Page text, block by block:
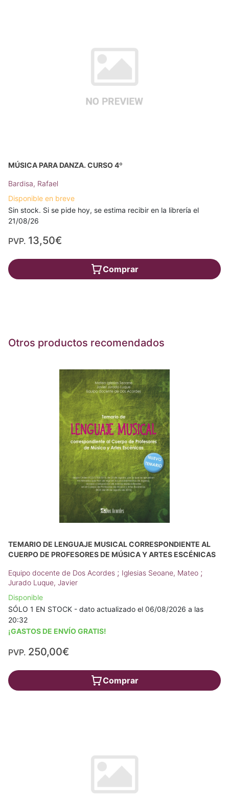
MÚSICA PARA DANZA. CURSO 4º
Bardisa, Rafael
Disponible en breve
Sin stock. Si se pide hoy, se estima recibir en la librería el
21/08/26
PVP. 13,50€
Comprar
Otros productos recomendados
TEMARIO DE LENGUAJE MUSICAL CORRESPONDIENTE AL
CUERPO DE PROFESORES DE MÚSICA Y ARTES ESCÉNICAS
Equipo docente de Dos Acordes ; Iglesias Seoane, Mateo ;
Jurado Luque, Javier
Disponible
SÓLO 1 EN STOCK - dato actualizado el 06/08/2026 a las
20:32
¡GASTOS DE ENVÍO GRATIS!
PVP. 250,00€
Comprar